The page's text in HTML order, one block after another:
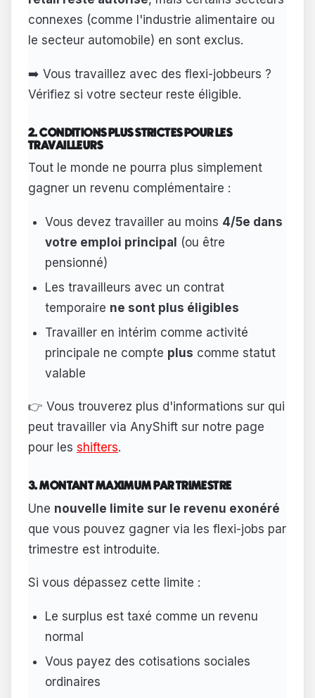
connexes (comme l'industrie alimentaire ou
le secteur automobile) en sont exclus.
➡️ Vous travaillez avec des flexi-jobbeurs ?
Vérifiez si votre secteur reste éligible.
2. CONDITIONS PLUS STRICTES POUR LES
TRAVAILLEURS
Tout le monde ne pourra plus simplement
gagner un revenu complémentaire :
Vous devez travailler au moins 4/5e dans
votre emploi principal (ou être
pensionné)
Les travailleurs avec un contrat
temporaire ne sont plus éligibles
Travailler en intérim comme activité
principale ne compte plus comme statut
valable
👉 Vous trouverez plus d'informations sur qui
peut travailler via AnyShift sur notre page
pour les shifters.
3. MONTANT MAXIMUM PAR TRIMESTRE
Une nouvelle limite sur le revenu exonéré
que vous pouvez gagner via les flexi-jobs par
trimestre est introduite.
Si vous dépassez cette limite :
Le surplus est taxé comme un revenu
normal
Vous payez des cotisations sociales
ordinaires